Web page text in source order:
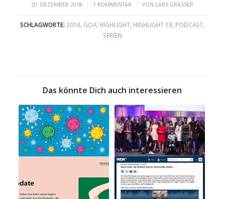
20. DEZEMBER 2018
/ 1 KOMMENTAR
/ VON LARS GRÄSSER
SCHLAGWORTE: 2018 GOA HIGHLIGHT HIGHLIGHT 18 PODCAST
SERIEN
Das könnte Dich auch interessieren